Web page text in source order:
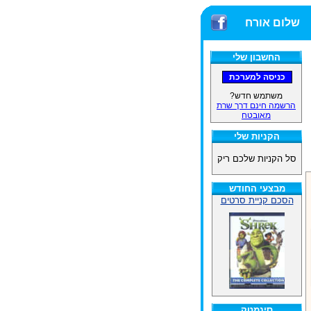
שלום אורח
החשבון שלי
משתמש חדש?
הרשמה חינם דרך שרת
מאובטח
הקניות שלי
סל הקניות שלכם ריק
מבצעי החודש
הסכם קניית סרטים